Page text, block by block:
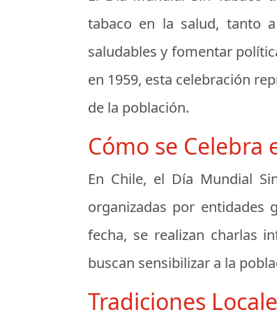
tabaco en la salud, tanto
saludables y fomentar
en 1959, esta celebración
de la población.
Cómo se Celebra
En Chile, el Día Mundial
organizadas por entidades
fecha, se realizan charlas
buscan sensibilizar a la
Tradiciones